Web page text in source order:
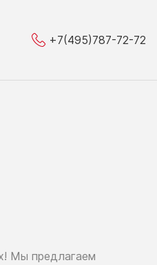
+7(495)787-72-72
Мы предлагаем